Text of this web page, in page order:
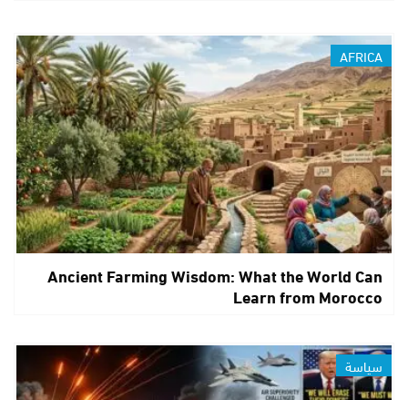
AFRICA
Ancient Farming Wisdom: What the World Can
Learn from Morocco
سياسة